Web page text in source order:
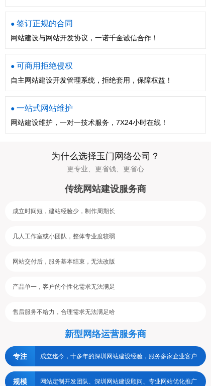
● 签订正规的合同
网站建设与网站开发协议，一诺千金诚信合作！
● 可商用拒绝侵权
自主网站建设开发管理系统，拒绝套用，保障权益！
● 一站式网站维护
网站建设维护，一对一技术服务，7X24小时在线！
为什么选择玉门网络公司？
更专业、更省钱、更省心
传统网站建设服务商
成立时间短，建站经验少，制作周期长
几人工作室或小团队，整体专业度较弱
网站交付后，服务基本结束，无法改版
产品单一，客户的个性化需求无法满足
售后服务不给力，合理需求无法满足哈
新型网络运营服务商
专注 成立迄今，十多年的深圳网站建设经验，服务多家企业客户
规模 网站定制开发团队、深圳网站建设顾问、专业网站优化推广